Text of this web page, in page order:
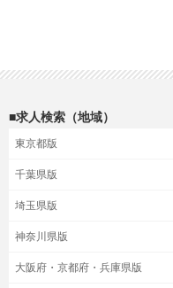
■求人検索（地域）
東京都版
千葉県版
埼玉県版
神奈川県版
大阪府・京都府・兵庫県版